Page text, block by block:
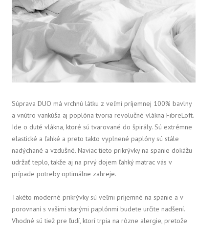
Súprava DUO má vrchnú látku z veľmi príjemnej 100% bavlny
a vnútro vankúša aj poplóna tvoria revolučné vlákna FibreLoft.
Ide o duté vlákna, ktoré sú tvarované do špirály. Sú extrémne
elastické a ľahké a preto takto vyplnené paplóny sú stále
nadýchané a vzdušné. Naviac tieto prikrývky na spanie dokážu
udržať teplo, takže aj na prvý dojem ľahký matrac vás v
prípade potreby optimálne zahreje.
Takéto moderné prikrývky sú veľmi príjemné na spanie a v
porovnaní s vašimi starými paplónmi budete určite nadšení.
Vhodné sú tiež pre ľudí, ktorí trpia na rôzne alergie, pretože